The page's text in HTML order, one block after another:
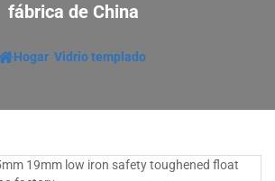
fábrica de China
Hogar Vidrio templado